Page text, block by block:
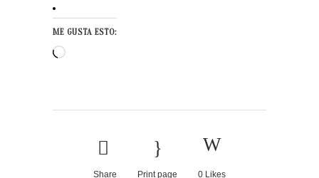
ME GUSTA ESTO:
Cargando...
Share Print page 0 Likes